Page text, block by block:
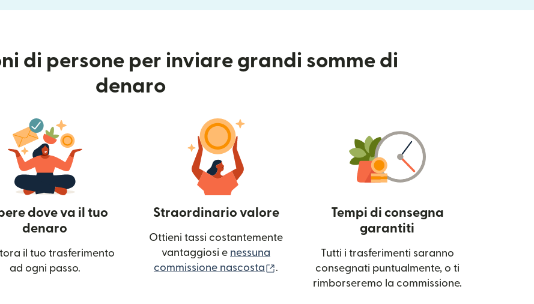
di persone per inviare grandi somme di
denaro
dove va il tuo
denaro
il tuo trasferimento
ad ogni passo.
Straordinario valore
Ottieni tassi costantemente
vantaggiosi e nessuna
commissione nascosta
(si apre in una nuova finestra)
.
Tempi di consegna
garantiti
Tutti i trasferimenti saranno
consegnati puntualmente, o ti
rimborseremo la commissione.